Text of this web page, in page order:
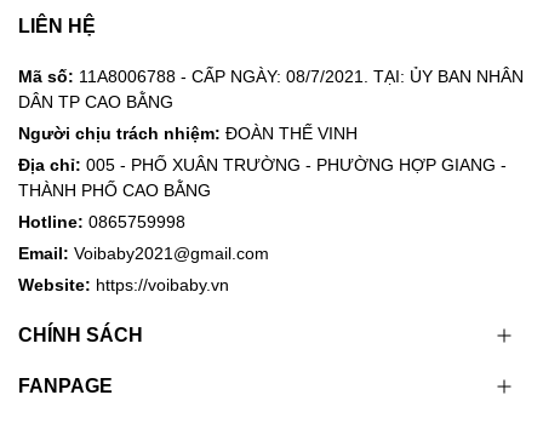
LIÊN HỆ
Mã số: 11A8006788 - CẤP NGÀY: 08/7/2021. TẠI: ỦY BAN NHÂN
DÂN TP CAO BẰNG
Người chịu trách nhiệm: ĐOÀN THẾ VINH
Địa chỉ: 005 - PHỐ XUÂN TRƯỜNG - PHƯỜNG HỢP GIANG -
THÀNH PHỐ CAO BẰNG
Hotline: 0865759998
Email: Voibaby2021@gmail.com
Website: https://voibaby.vn
CHÍNH SÁCH
FANPAGE